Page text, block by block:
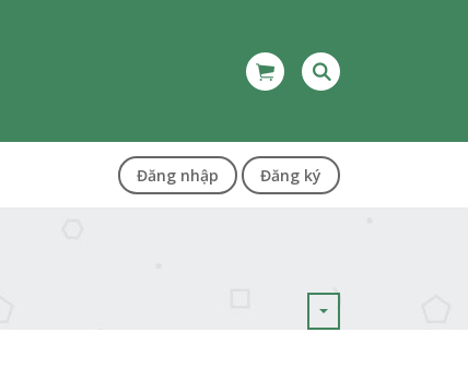
Đăng nhập Đăng ký